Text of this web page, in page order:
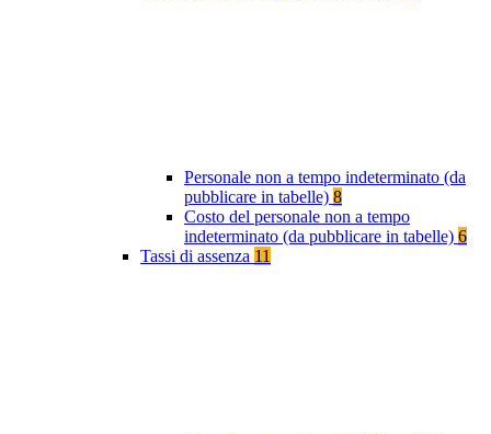
Personale non a tempo indeterminato (da
pubblicare in tabelle) 8
Costo del personale non a tempo
indeterminato (da pubblicare in tabelle) 6
Tassi di assenza 11